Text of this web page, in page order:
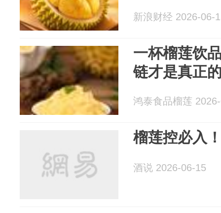
新浪财经 2026-06-
一杯榴莲饮
链才是真正
鸿泰食品榴莲
榴莲控必入
酒说 2026-06-15